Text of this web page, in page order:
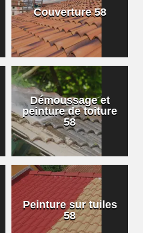
Couverture 58
Démoussage et
peinture de toiture
58
Peinture sur tuiles
58